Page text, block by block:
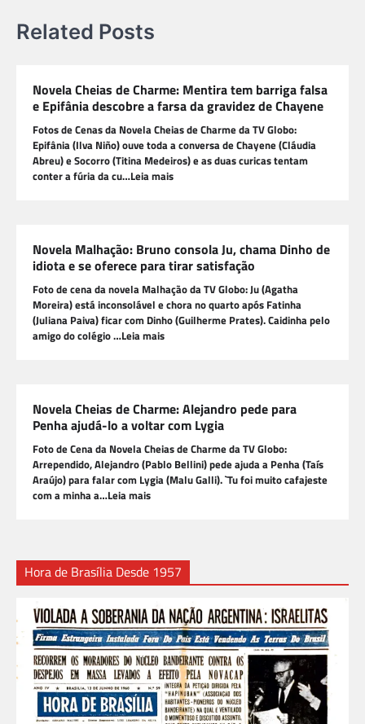
Related Posts
Novela Cheias de Charme: Mentira tem barriga falsa
e Epifânia descobre a farsa da gravidez de Chayene
Fotos de Cenas da Novela Cheias de Charme da TV Globo:
Epifânia (Ilva Niño) ouve toda a conversa de Chayene (Cláudia
Abreu) e Socorro (Titina Medeiros) e as duas curicas tentam
conter a fúria da cu…Leia mais
Novela Malhação: Bruno consola Ju, chama Dinho de
idiota e se oferece para tirar satisfação
Foto de cena da novela Malhação da TV Globo: Ju (Agatha
Moreira) está inconsolável e chora no quarto após Fatinha
(Juliana Paiva) ficar com Dinho (Guilherme Prates). Caidinha pelo
amigo do colégio …Leia mais
Novela Cheias de Charme: Alejandro pede para
Penha ajudá-lo a voltar com Lygia
Foto de Cena da Novela Cheias de Charme da TV Globo:
Arrependido, Alejandro (Pablo Bellini) pede ajuda a Penha (Taís
Araújo) para falar com Lygia (Malu Galli). `Tu foi muito cafajeste
com a minha a…Leia mais
Hora de Brasília Desde 1957